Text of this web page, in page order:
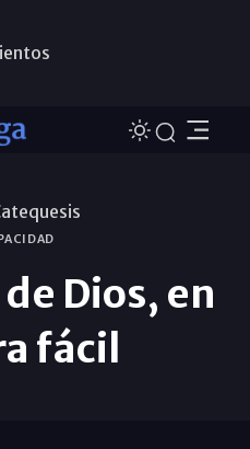
Dios, en
fácil